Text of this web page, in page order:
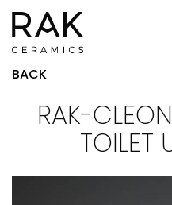
BACK
RAK-CLEON أبيض SMART